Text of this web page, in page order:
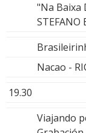
"Na Baixa
STEFANO
Nacao -
19.30
Viajando